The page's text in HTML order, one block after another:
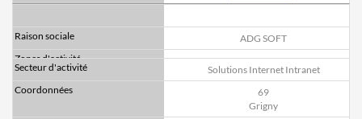
ADG SOFT
Solutions Internet Intranet
69
Grigny